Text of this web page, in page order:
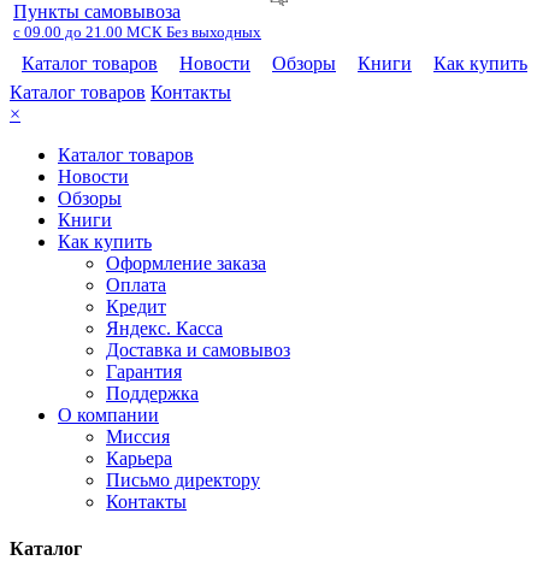
Пункты самовывоза
с 09.00 до 21.00 МСК Без выходных
Каталог товаров Новости Обзоры Книги Как купить
Каталог товаров Контакты
×
Каталог товаров
Новости
Обзоры
Книги
Как купить
Оформление заказа
Оплата
Кредит
Яндекс. Касса
Доставка и самовывоз
Гарантия
Поддержка
О компании
Миссия
Карьера
Письмо директору
Контакты
Каталог